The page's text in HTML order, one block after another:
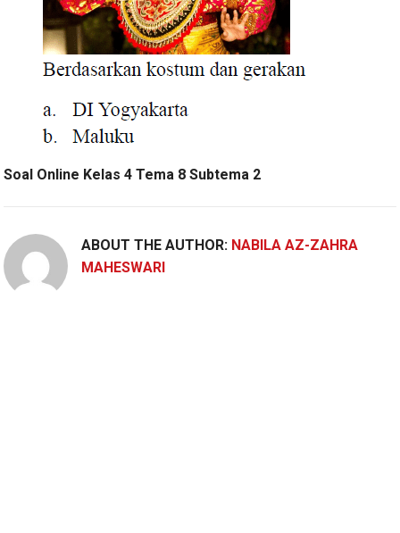
Soal Online Kelas 4 Tema 8 Subtema 2
ABOUT THE AUTHOR: NABILA AZ-ZAHRA
MAHESWARI